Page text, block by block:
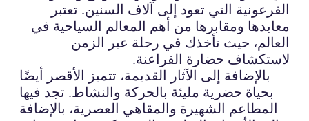
الفرعونية التي تعود إلى آلاف السنين. تعتبر
معابدها ومقابرها من أهم المعالم السياحية في
العالم، حيث تأخذك في رحلة عبر الزمن
لاستكشاف حضارة الفراعنة.
بالإضافة إلى الآثار القديمة، تتميز الأقصر أيضًا
بحياة حضرية مليئة بالحركة والنشاط. تجد فيها
المطاعم الشهيرة والمقاهي العصرية، بالإضافة